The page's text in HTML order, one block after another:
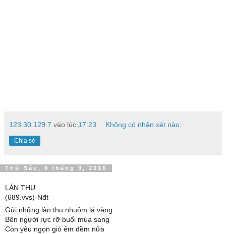
123.30.129.7 vào lúc 17:23 Không có nhận xét nào:
Chia sẻ
Thứ Sáu, 9 tháng 9, 2016
LÀN THU
(689.vvs)-Nđt
Gửi những làn thu nhuộm lá vàng
Bên người rực rỡ buổi mùa sang
Còn yêu ngọn gió êm đềm nữa